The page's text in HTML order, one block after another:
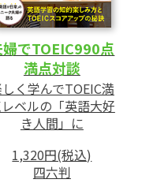
させてくれた「黒
トや国際教養人レ
でなく「さらに
の自分」を思い描
婦でTOEIC990点
満点対談
く学んでTOEIC満
ベルの「英語大好
き人間」に
1,320円(税込)
四六判